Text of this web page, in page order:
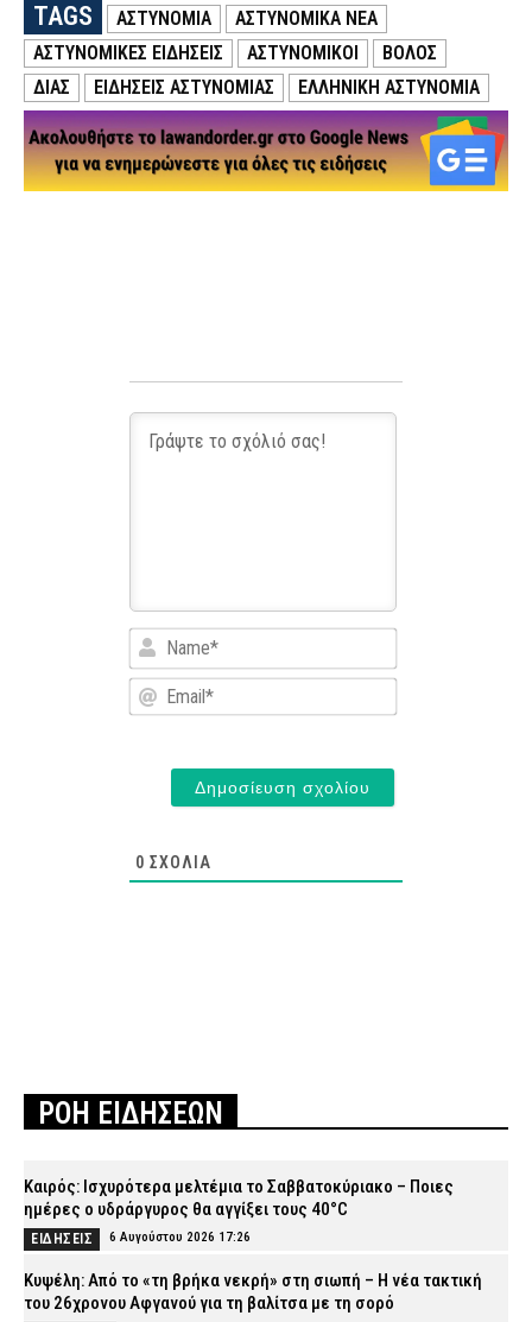
TAGS ΑΣΤΥΝΟΜΙΑ
ΑΣΤΥΝΟΜΙΚΑ ΝΕΑ
ΑΣΤΥΝΟΜΙΚΕΣ ΕΙΔΗΣΕΙΣ
ΑΣΤΥΝΟΜΙΚΟΙ
ΒΟΛΟΣ
ΔΙΑΣ
ΕΙΔΗΣΕΙΣ ΑΣΤΥΝΟΜΙΑΣ ΕΛΛΗΝΙΚΗ ΑΣΤΥΝΟΜΙΑ
Name*
Email*
0 ΣΧΌΛΙΑ
ΡΟΗ ΕΙΔΗΣΕΩΝ
Καιρός: Ισχυρότερα μελτέμια το Σαββατοκύριακο – Ποιες
ημέρες ο υδράργυρος θα αγγίξει τους 40°C
ΕΙΔΗΣΕΙΣ 6 Αυγούστου 2026 17:26
Κυψέλη: Από το «τη βρήκα νεκρή» στη σιωπή – Η νέα τακτική
του 26χρονου Αφγανού για τη βαλίτσα με τη σορό